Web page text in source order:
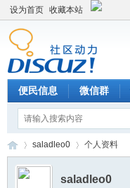
设为首页 收藏本站
便民信息 微信群
saladleo0 个人资料
saladleo0